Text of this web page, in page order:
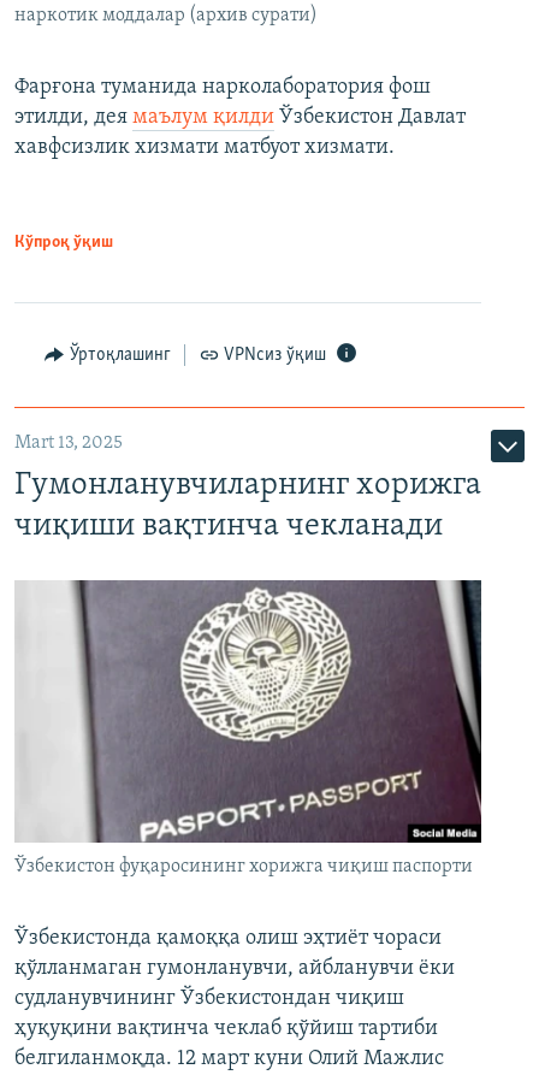
наркотик моддалар (архив сурати)
Фарғона туманида нарколаборатория фош
этилди, дея маълум қилди Ўзбекистон Давлат
хавфсизлик хизмати матбуот хизмати.
Кўпроқ ўқиш
Ўртоқлашинг VPNсиз ўқиш
Mart 13, 2025
Гумонланувчиларнинг хорижга
чиқиши вақтинча чекланади
Ўзбекистон фуқаросининг хорижга чиқиш паспорти
Ўзбекистонда қамоққа олиш эҳтиёт чораси
қўлланмаган гумонланувчи, айбланувчи ёки
судланувчининг Ўзбекистондан чиқиш
ҳуқуқини вақтинча чеклаб қўйиш тартиби
белгиланмоқда. 12 март куни Олий Мажлис